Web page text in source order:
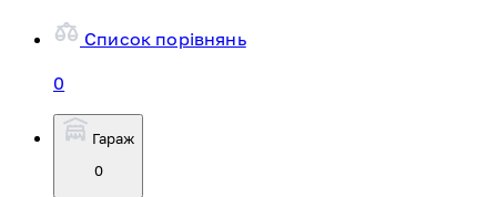
Список порівнянь
0
Гараж
0